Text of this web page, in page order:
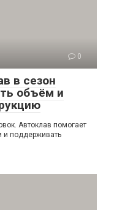
0
в сезон
объём и
Автоклав помогает
и поддерживать